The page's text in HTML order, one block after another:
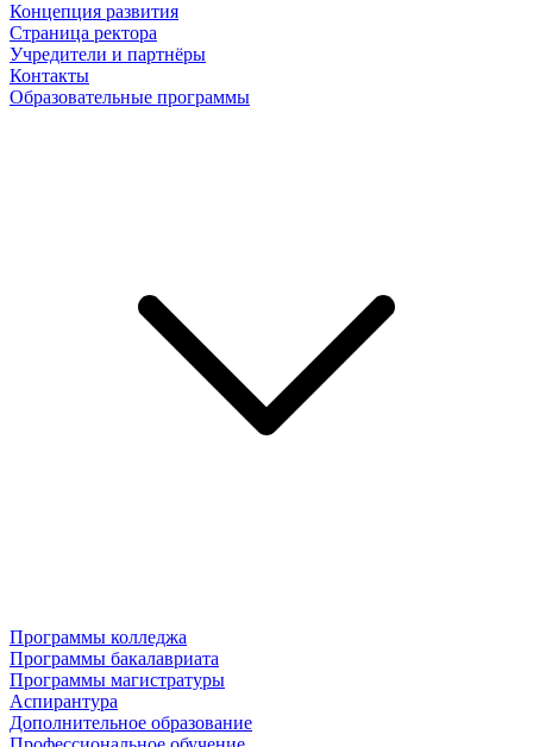
Концепция развития
Страница ректора
Учредители и партнёры
Контакты
Образовательные программы
Программы колледжа
Программы бакалавриата
Программы магистратуры
Аспирантура
Дополнительное образование